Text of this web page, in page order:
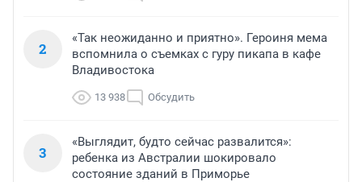
2
«Так неожиданно и приятно». Героиня мема
вспомнила о съемках с гуру пикапа в кафе
Владивостока
13 938 Обсудить
3
«Выглядит, будто сейчас развалится»:
ребенка из Австралии шокировало
состояние зданий в Приморье